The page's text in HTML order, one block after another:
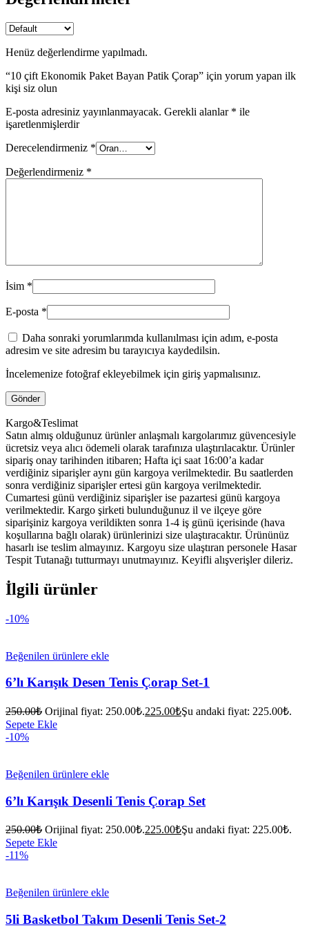
Henüz değerlendirme yapılmadı.
“10 çift Ekonomik Paket Bayan Patik Çorap” için yorum yapan ilk
kişi siz olun
E-posta adresiniz yayınlanmayacak. Gerekli alanlar * ile
işaretlenmişlerdir
Derecelendirmeniz *
Değerlendirmeniz *
İsim *
E-posta *
Daha sonraki yorumlarımda kullanılması için adım, e-posta
adresim ve site adresim bu tarayıcıya kaydedilsin.
İncelemenize fotoğraf ekleyebilmek için giriş yapmalısınız.
Kargo&Teslimat
Satın almış olduğunuz ürünler anlaşmalı kargolarımız güvencesiyle
ücretsiz veya alıcı ödemeli olarak tarafınıza ulaştırılacaktır. Ürünler
sipariş onay tarihinden itibaren; Hafta içi saat 16:00’a kadar
verdiğiniz siparişler aynı gün kargoya verilmektedir. Bu saatlerden
sonra verdiğiniz siparişler ertesi gün kargoya verilmektedir.
Cumartesi günü verdiğiniz siparişler ise pazartesi günü kargoya
verilmektedir. Kargo şirketi bulunduğunuz il ve ilçeye göre
siparişiniz kargoya verildikten sonra 1-4 iş günü içerisinde (hava
koşullarına bağlı olarak) ürünlerinizi size ulaştıracaktır. Ürününüz
hasarlı ise teslim almayınız. Kargoyu size ulaştıran personele Hasar
Tespit Tutanağı tutturmayı unutmayınız. Keyifli alışverişler dileriz.
İlgili ürünler
-10%
Beğenilen ürünlere ekle
6’lı Karışık Desen Tenis Çorap Set-1
250.00₺ Orijinal fiyat: 250.00₺.225.00₺Şu andaki fiyat: 225.00₺.
Sepete Ekle
-10%
Beğenilen ürünlere ekle
6’lı Karışık Desenli Tenis Çorap Set
250.00₺ Orijinal fiyat: 250.00₺.225.00₺Şu andaki fiyat: 225.00₺.
Sepete Ekle
-11%
Beğenilen ürünlere ekle
5li Basketbol Takım Desenli Tenis Set-2